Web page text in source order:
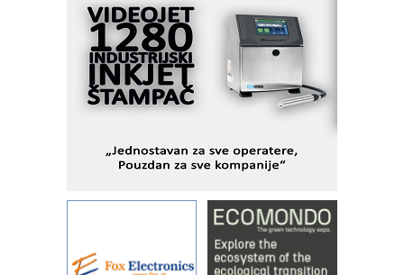
I.SAFE MOBILE revolucioniše
industrijsku automatizaciju
pionirskimmobile operator PANEL-OM
Fleksibilno stezanje i brzo
podešavanje u proizvodnji prototipova
KIP KOP – napredna rešenja za
objekte
Alba d.o.o. – 35 godina preciznosti u
IBeRTIM - oprema za ispitivanje
kontrole kvaliteta